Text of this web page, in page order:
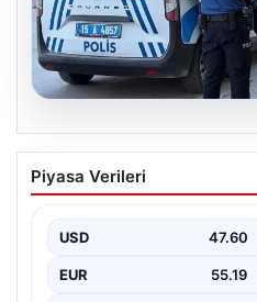
05.08.2026
Park yeri kavgası
oğlu bıçaklandı
Piyasa Verileri
USD 47.60
EUR 55.19